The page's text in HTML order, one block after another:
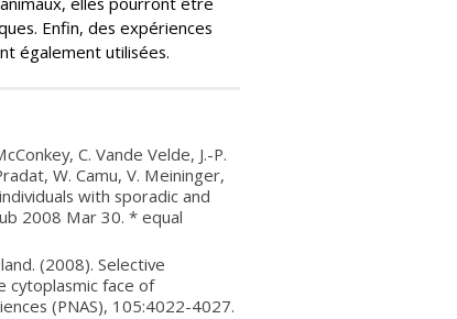
Enfin, des expériences
également utilisées.
C. Vande Velde, J.-P.
W. Camu, V. Meininger,
with sporadic and
2008 Mar 30. * equal
(2008). Selective
cytoplasmic face of
(PNAS), 105:4022-4027.